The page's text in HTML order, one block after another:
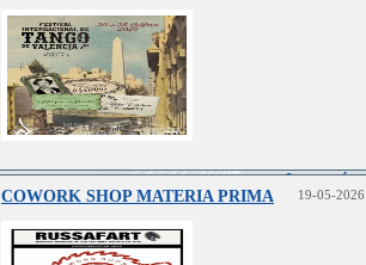
Leer más..
COWORK SHOP MATERIA PRIMA 19-05-2026